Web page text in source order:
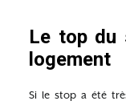
Le top du
logement
Si le stop a été